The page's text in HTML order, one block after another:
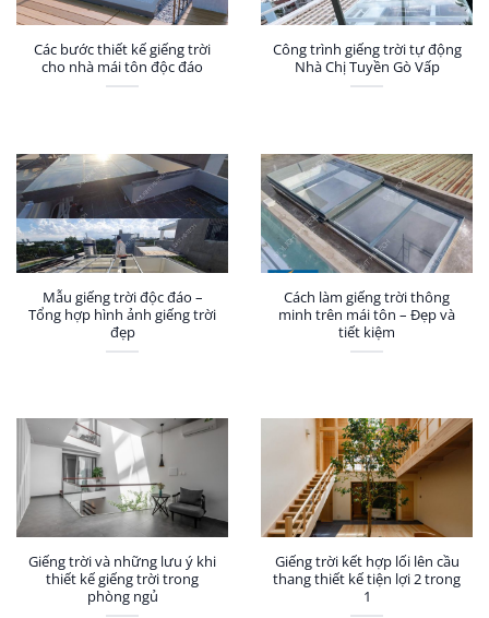
Các bước thiết kế giếng trời
cho nhà mái tôn độc đáo
Công trình giếng trời tự động
Nhà Chị Tuyền Gò Vấp
Mẫu giếng trời độc đáo –
Tổng hợp hình ảnh giếng trời
đẹp
Cách làm giếng trời thông
minh trên mái tôn – Đẹp và
tiết kiệm
Giếng trời và những lưu ý khi
thiết kế giếng trời trong
phòng ngủ
Giếng trời kết hợp lối lên cầu
thang thiết kế tiện lợi 2 trong
1